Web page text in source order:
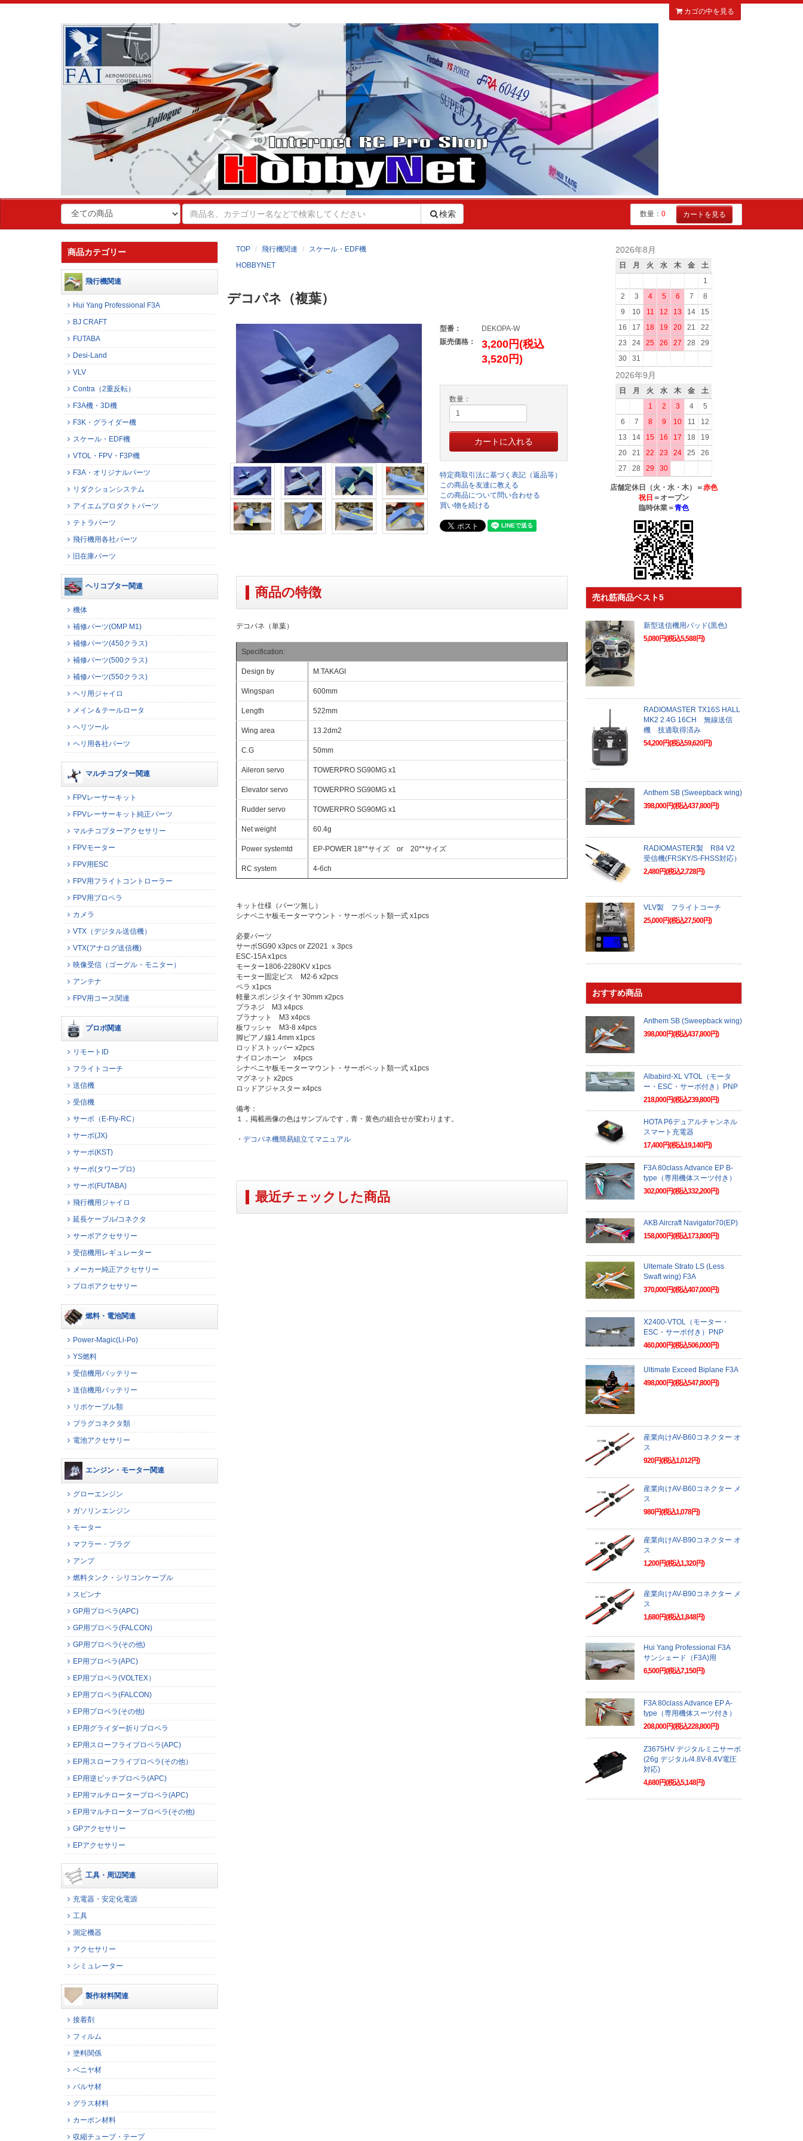
カゴの中を見る
検索 数量： 0 カートを見る
TOP 飛行機関連
スケール・EDF機
HOBBYNET
デコパネ（複葉）
型番：
DEKOPA-W
販売価格：
3,200円(税込
3,520円)
数量：
特定商取引法に基づく表記（返品等）
この商品を友達に教える
この商品について問い合わせる
買い物を続ける
商品の特徴
デコパネ（単葉）
Specification:
Design by M.TAKAGI
Wingspan 600mm
Length 522mm
Wing area 13.2dm2
C.G 50mm
Aileron servo TOWERPRO SG90MG x1
Elevator servo TOWERPRO SG90MG x1
Rudder servo TOWERPRO SG90MG x1
Net weight 60.4g
Power systemtd EP-POWER 18**サイズ or 20**サイズ
RC system 4-6ch
キット仕様（パーツ無し）
シナベニヤ板モーターマウント・サーボベット類一式 x1pcs
必要パーツ
サーボSG90 x3pcs or Z2021 ｘ3pcs
ESC-15A x1pcs
モーター1806-2280KV x1pcs
モーター固定ビス M2-6 x2pcs
ペラ x1pcs
軽量スポンジタイヤ 30mm x2pcs
プラネジ M3 x4pcs
プラナット M3 x4pcs
板ワッシャ M3-8 x4pcs
脚ピアノ線1.4mm x1pcs
ロッドストッパー x2pcs
ナイロンホーン x4pcs
シナベニヤ板モーターマウント・サーボベット類一式 x1pcs
マグネット x2pcs
ロッドアジャスター x4pcs
備考：
１，掲載画像の色はサンプルです，青・黄色の組合せが変わります。
・ デコパネ機簡易組立てマニュアル
最近チェックした商品
商品カテゴリー
飛行機関連
Hui Yang Professional F3A
BJ CRAFT
FUTABA
Desi-Land
VLV
Contra（2重反転）
F3A機・3D機
F3K・グライダー機
スケール・EDF機
VTOL・FPV・F3P機
F3A・オリジナルパーツ
リダクションシステム
アイエムプロダクトパーツ
テトラパーツ
飛行機用各社パーツ
旧在庫パーツ
ヘリコプター関連
機体
補修パーツ(OMP M1)
補修パーツ(450クラス)
補修パーツ(500クラス)
補修パーツ(550クラス)
ヘリ用ジャイロ
メイン＆テールロータ
ヘリツール
ヘリ用各社パーツ
マルチコプター関連
FPVレーサーキット
FPVレーサーキット純正パーツ
マルチコプターアクセサリー
FPVモーター
FPV用ESC
FPV用フライトコントローラー
FPV用プロペラ
カメラ
VTX（デジタル送信機）
VTX(アナログ送信機)
映像受信（ゴーグル・モニター）
アンテナ
FPV用コース関連
プロポ関連
リモートID
フライトコーチ
送信機
受信機
サーボ（E-Fly-RC）
サーボ(JX)
サーボ(KST)
サーボ(タワープロ)
サーボ(FUTABA)
飛行機用ジャイロ
延長ケーブル/コネクタ
サーボアクセサリー
受信機用レギュレーター
メーカー純正アクセサリー
プロポアクセサリー
燃料・電池関連
Power-Magic(Li-Po)
YS燃料
受信機用バッテリー
送信機用バッテリー
リポケーブル類
プラグコネクタ類
電池アクセサリー
エンジン・モーター関連
グローエンジン
ガソリンエンジン
モーター
マフラー・プラグ
アンプ
燃料タンク・シリコンケーブル
スピンナ
GP用プロペラ(APC)
GP用プロペラ(FALCON)
GP用プロペラ(その他)
EP用プロペラ(APC)
EP用プロペラ(VOLTEX）
EP用プロペラ(FALCON)
EP用プロペラ(その他)
EP用グライダー折りプロペラ
EP用スローフライプロペラ(APC)
EP用スローフライプロペラ(その他）
EP用逆ピッチプロペラ(APC)
EP用マルチロータープロペラ(APC)
EP用マルチロータープロペラ(その他)
GPアクセサリー
EPアクセサリー
工具・周辺関連
充電器・安定化電源
工具
測定機器
アクセサリー
シミュレーター
製作材料関連
接着剤
フィルム
塗料関係
ベニヤ材
バルサ材
グラス材料
カーボン材料
収縮チューブ・テープ
2026年8月
日 月 火 水 木 金
土
1
2
3 4 5 6 7
8
9
10 11 12 13 14
15
16
17 18 19 20 21
22
23
24 25 26 27 28
29
30
31
2026年9月
日 月 火 水 木 金
土
1
2 3 4
5
6
7 8 9 10 11
12
13
14 15 16 17 18
19
20
21 22 23 24 25
26
27
28 29 30
店舗定休日（火・水・木）＝赤色
祝日 ＝オープン
臨時休業＝青色
売れ筋商品ベスト5
新型送信機用パッド(黒色)
5,080円(税込5,588円)
RADIOMASTER TX16S HALL
MK2 2.4G 16CH 無線送信
機 技適取得済み
54,200円(税込59,620円)
Anthem SB (Sweepback wing)
398,000円(税込437,800円)
RADIOMASTER製 R84 V2
受信機(FRSKY/S-FHSS対応）
2,480円(税込2,728円)
VLV製 フライトコーチ
25,000円(税込27,500円)
おすすめ商品
Anthem SB (Sweepback wing)
398,000円(税込437,800円)
Albabird-XL VTOL（モータ
ー・ESC・サーボ付き）PNP
218,000円(税込239,800円)
HOTA P6デュアルチャンネル
スマート充電器
17,400円(税込19,140円)
F3A 80class Advance EP B-
type（専用機体スーツ付き）
302,000円(税込332,200円)
AKB Aircraft Navigator70(EP)
158,000円(税込173,800円)
Ultemate Strato LS (Less
Swaft wing) F3A
370,000円(税込407,000円)
X2400-VTOL（モーター・
ESC・サーボ付き）PNP
460,000円(税込506,000円)
Ultimate Exceed Biplane F3A
498,000円(税込547,800円)
産業向けAV-B60コネクター オ
ス
920円(税込1,012円)
産業向けAV-B60コネクター メ
ス
980円(税込1,078円)
産業向けAV-B90コネクター オ
ス
1,200円(税込1,320円)
産業向けAV-B90コネクター メ
ス
1,680円(税込1,848円)
Hui Yang Professional F3A
サンシェード（F3A)用
6,500円(税込7,150円)
F3A 80class Advance EP A-
type（専用機体スーツ付き）
208,000円(税込228,800円)
Z3675HV デジタルミニサーボ
(26g デジタル/4.8V-8.4V電圧
対応)
4,680円(税込5,148円)